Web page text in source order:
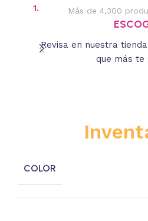
1. Más de 4,300
Revisa en nuestra
que más te
COLOR